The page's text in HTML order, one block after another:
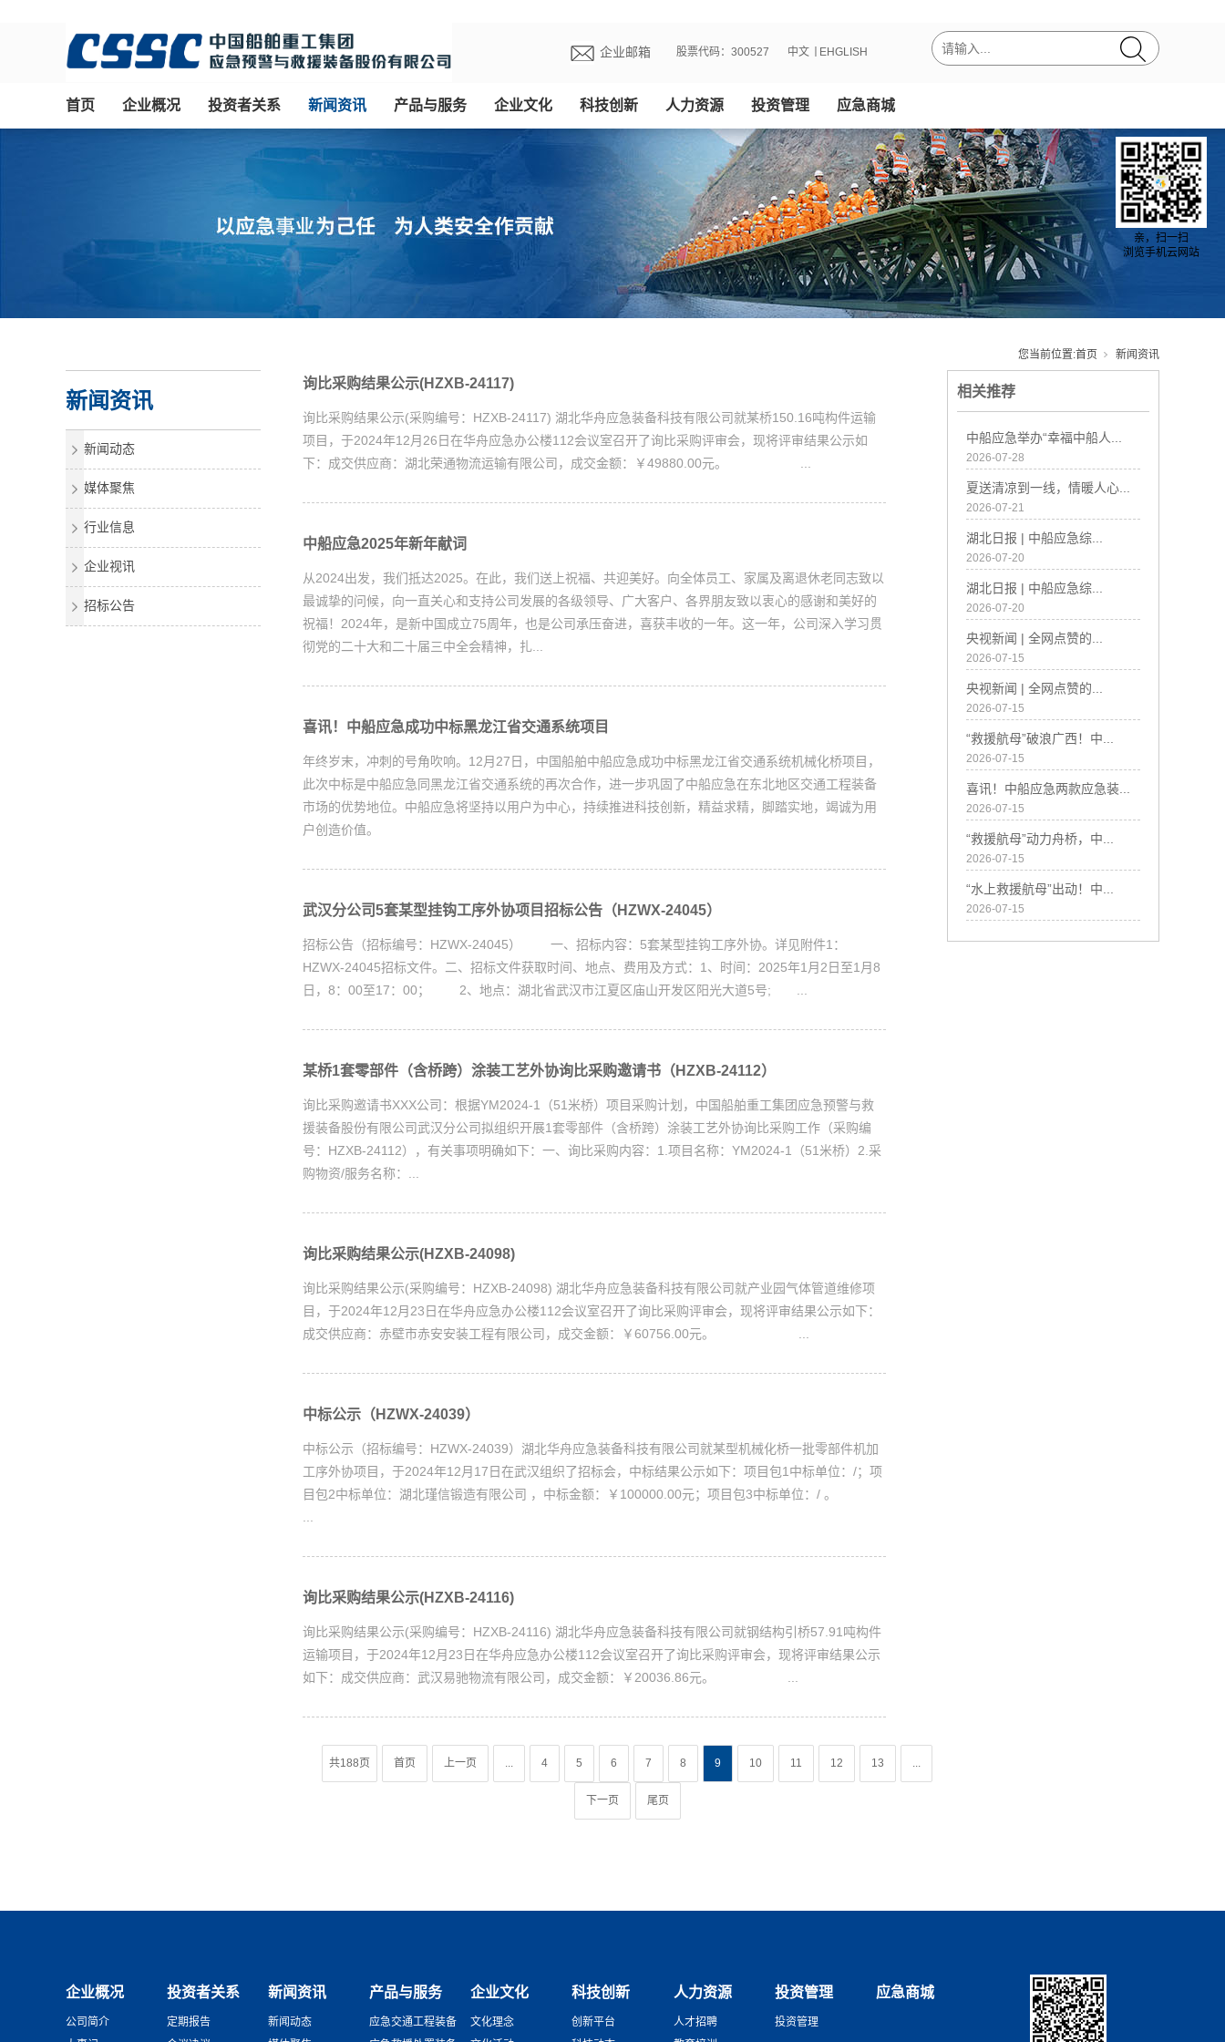
企业邮箱 股票代码：300527 EHGLISH
中文
首页 企业概况 投资者关系 新闻资讯 产品与服务 企业文化 科技创新 人力资源 投资管理 应急商城
您当前位置:首页 新闻资讯
新闻资讯
新闻动态
媒体聚焦
行业信息
企业视讯
招标公告
询比采购结果公示(HZXB-24117)
询比采购结果公示(采购编号：HZXB-24117) 湖北华舟应急装备科技有限公司就某桥150.16吨构件运输
项目，于2024年12月26日在华舟应急办公楼112会议室召开了询比采购评审会，现将评审结果公示如
下：成交供应商：湖北荣通物流运输有限公司，成交金额：￥49880.00元。 ...
中船应急2025年新年献词
从2024出发，我们抵达2025。在此，我们送上祝福、共迎美好。向全体员工、家属及离退休老同志致以
最诚挚的问候，向一直关心和支持公司发展的各级领导、广大客户、各界朋友致以衷心的感谢和美好的
祝福！2024年，是新中国成立75周年，也是公司承压奋进，喜获丰收的一年。这一年，公司深入学习贯
彻党的二十大和二十届三中全会精神，扎...
喜讯！中船应急成功中标黑龙江省交通系统项目
年终岁末，冲刺的号角吹响。12月27日，中国船舶中船应急成功中标黑龙江省交通系统机械化桥项目，
此次中标是中船应急同黑龙江省交通系统的再次合作，进一步巩固了中船应急在东北地区交通工程装备
市场的优势地位。中船应急将坚持以用户为中心，持续推进科技创新，精益求精，脚踏实地，竭诚为用
户创造价值。
武汉分公司5套某型挂钩工序外协项目招标公告（HZWX-24045）
招标公告（招标编号：HZWX-24045） 一、招标内容：5套某型挂钩工序外协。详见附件1：
HZWX-24045招标文件。二、招标文件获取时间、地点、费用及方式：1、时间：2025年1月2日至1月8
日，8：00至17：00； 2、地点：湖北省武汉市江夏区庙山开发区阳光大道5号; ...
某桥1套零部件（含桥跨）涂装工艺外协询比采购邀请书（HZXB-24112）
询比采购邀请书XXX公司：根据YM2024-1（51米桥）项目采购计划，中国船舶重工集团应急预警与救
援装备股份有限公司武汉分公司拟组织开展1套零部件（含桥跨）涂装工艺外协询比采购工作（采购编
号：HZXB-24112），有关事项明确如下：一、询比采购内容：1.项目名称：YM2024-1（51米桥）2.采
购物资/服务名称：...
询比采购结果公示(HZXB-24098)
询比采购结果公示(采购编号：HZXB-24098) 湖北华舟应急装备科技有限公司就产业园气体管道维修项
目，于2024年12月23日在华舟应急办公楼112会议室召开了询比采购评审会，现将评审结果公示如下：
成交供应商：赤壁市赤安安装工程有限公司，成交金额：￥60756.00元。 ...
中标公示（HZWX-24039）
中标公示（招标编号：HZWX-24039）湖北华舟应急装备科技有限公司就某型机械化桥一批零部件机加
工序外协项目，于2024年12月17日在武汉组织了招标会，中标结果公示如下：项目包1中标单位：/；项
目包2中标单位：湖北瑾信锻造有限公司 ，中标金额：￥100000.00元；项目包3中标单位：/ 。
询比采购结果公示(HZXB-24116)
询比采购结果公示(采购编号：HZXB-24116) 湖北华舟应急装备科技有限公司就钢结构引桥57.91吨构件
运输项目，于2024年12月23日在华舟应急办公楼112会议室召开了询比采购评审会，现将评审结果公示
如下：成交供应商：武汉易驰物流有限公司，成交金额：￥20036.86元。 ...
共188页 首页 上一页 ... 4 5 6 7 8 9 10 11 12 13 ...
下一页 尾页
相关推荐
中船应急举办“幸福中船人...
2026-07-28
夏送清凉到一线，情暖人心...
2026-07-21
湖北日报 | 中船应急综...
2026-07-20
湖北日报 | 中船应急综...
2026-07-20
央视新闻 | 全网点赞的...
2026-07-15
央视新闻 | 全网点赞的...
2026-07-15
“救援航母”破浪广西！中...
2026-07-15
喜讯！中船应急两款应急装...
2026-07-15
“救援航母”动力舟桥，中...
2026-07-15
“水上救援航母”出动！中...
2026-07-15
企业概况
公司简介
投资者关系
定期报告
新闻资讯
新闻动态
产品与服务
应急交通工程装备
企业文化
文化理念
科技创新
创新平台
人力资源
人才招聘
投资管理
投资管理
应急商城
亲，扫一扫
浏览手机云网站